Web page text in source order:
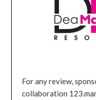
For any review,
collaboration